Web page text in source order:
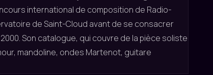
international de composition de Radio-
de Saint-Cloud avant de se consacrer
Son catalogue, qui couvre de la pièce soliste
mandoline, ondes Martenot, guitare